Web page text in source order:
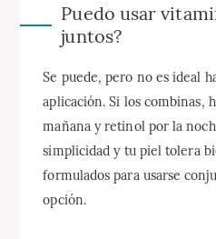
Puedo usar
juntos?
Se puede, pero no es ideal
aplicación. Si los combinas,
mañana y retinol por la
simplicidad y tu piel tolera
formulados para usarse
opción.